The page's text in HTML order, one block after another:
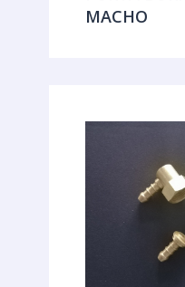
MACHO